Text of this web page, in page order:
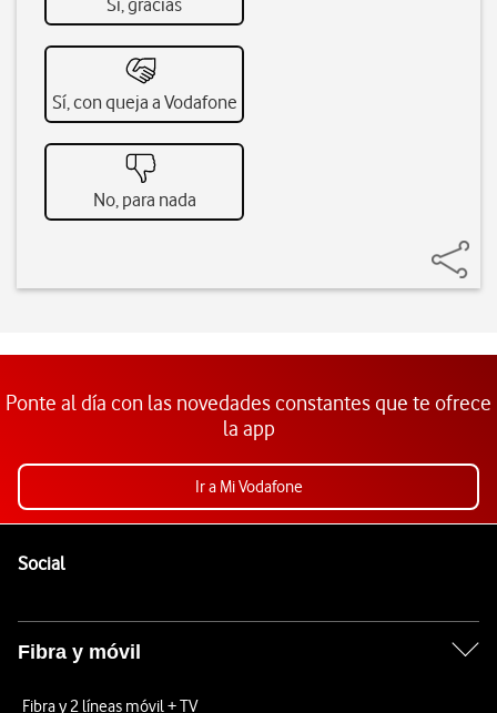
Sí, gracias
Sí, con queja a Vodafone
No, para nada
Ponte al día con las novedades constantes que te ofrece
la app
Ir a Mi Vodafone
SocialEnlaces a las redes sociales de Vodafone
Fibra y móvil
Fibra y 2 líneas móvil + TV